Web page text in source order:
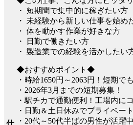
仕
・ 短期間で集中的に稼ぎたい方
・ 未経験から新しい仕事を始め
・ 体を動かす作業が好きな方
・ 日勤で働きたい方
・ 製造業での経験を活かしたい
◆おすすめポイント◆
・時給1650円～2063円！短期で
・2026年3月までの短期募集！
・駅チカで通勤便利！工場内に
・日勤＆土日休みでプライベー
・20代～50代半ばの男性が活躍中